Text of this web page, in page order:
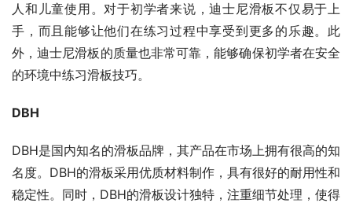
人和儿童使用。对于初学者来说，迪士尼滑板不仅易于上
手，而且能够让他们在练习过程中享受到更多的乐趣。此
外，迪士尼滑板的质量也非常可靠，能够确保初学者在安全
的环境中练习滑板技巧。
DBH
DBH是国内知名的滑板品牌，其产品在市场上拥有很高的知
名度。DBH的滑板采用优质材料制作，具有很好的耐用性和
稳定性。同时，DBH的滑板设计独特，注重细节处理，使得